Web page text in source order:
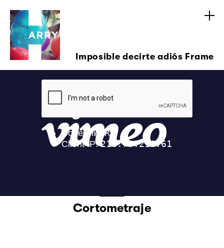
Imposible decirte adiós Frame
Cortometraje